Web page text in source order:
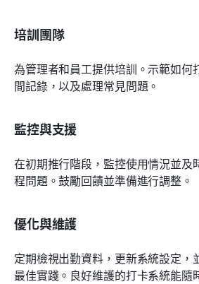
培訓團隊
為管理者和員工提供培訓。示範如何
間記錄，以及處理常見問題。
監控與支援
在初期推行階段，監控使用情況並及
程問題。鼓勵回饋並準備進行調整。
優化與維護
定期檢視出勤資料，更新系統設定，
最佳實踐。良好維護的打卡系統能隨